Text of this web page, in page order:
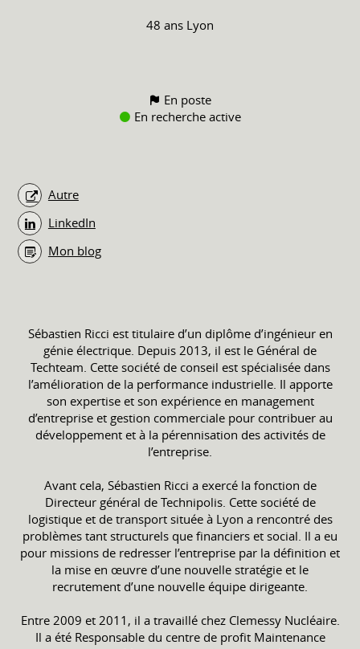
48 ans Lyon
En poste
En recherche active
Autre
LinkedIn
Mon blog
Sébastien Ricci est titulaire d’un diplôme d’ingénieur en
génie électrique. Depuis 2013, il est le Général de
Techteam. Cette société de conseil est spécialisée dans
l’amélioration de la performance industrielle. Il apporte
son expertise et son expérience en management
d’entreprise et gestion commerciale pour contribuer au
développement et à la pérennisation des activités de
l’entreprise.
Avant cela, Sébastien Ricci a exercé la fonction de
Directeur général de Technipolis. Cette société de
logistique et de transport située à Lyon a rencontré des
problèmes tant structurels que financiers et social. Il a eu
pour missions de redresser l’entreprise par la définition et
la mise en œuvre d’une nouvelle stratégie et le
recrutement d’une nouvelle équipe dirigeante.
Entre 2009 et 2011, il a travaillé chez Clemessy Nucléaire.
Il a été Responsable du centre de profit Maintenance